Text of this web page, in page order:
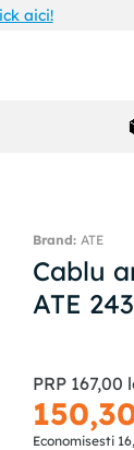
aici!
ATE
Cablu
ATE
PRP 167,00
150,
Economisesti 16